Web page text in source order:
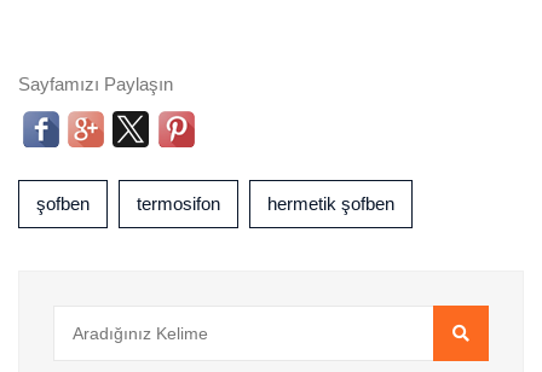
Sayfamızı Paylaşın
şofben termosifon hermetik şofben